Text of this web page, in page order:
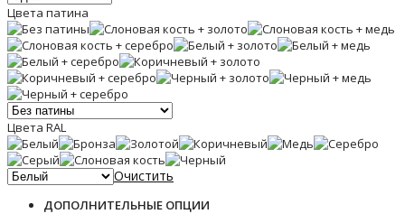
Цвета патина
Цвета RAL
Очистить
ДОПОЛНИТЕЛЬНЫЕ ОПЦИИ